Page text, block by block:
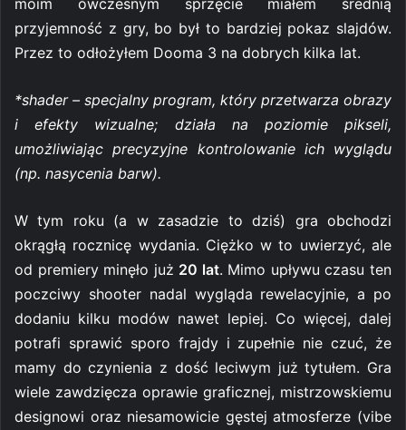
moim ówczesnym sprzęcie miałem średnią
przyjemność z gry, bo był to bardziej pokaz slajdów.
Przez to odłożyłem Dooma 3 na dobrych kilka lat.
*shader – specjalny program, który przetwarza obrazy
i efekty wizualne; działa na poziomie pikseli,
umożliwiając precyzyjne kontrolowanie ich wyglądu
(np. nasycenia barw).
W tym roku (a w zasadzie to dziś) gra obchodzi
okrągłą rocznicę wydania. Ciężko w to uwierzyć, ale
od premiery minęło już 20 lat. Mimo upływu czasu ten
poczciwy shooter nadal wygląda rewelacyjnie, a po
dodaniu kilku modów nawet lepiej. Co więcej, dalej
potrafi sprawić sporo frajdy i zupełnie nie czuć, że
mamy do czynienia z dość leciwym już tytułem. Gra
wiele zawdzięcza oprawie graficznej, mistrzowskiemu
designowi oraz niesamowicie gęstej atmosferze (vibe